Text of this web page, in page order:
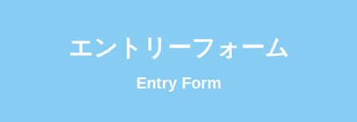
エントリーフォーム
Entry Form